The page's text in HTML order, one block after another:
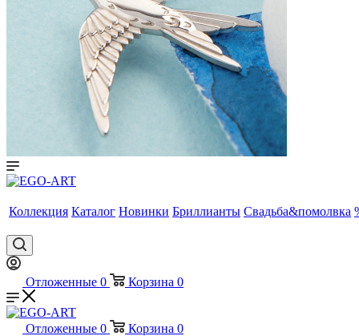
Коллекция Каталог Новинки Бриллианты Свадьба&помолвка
Отложенные 0 Корзина 0
Отложенные 0 Корзина 0